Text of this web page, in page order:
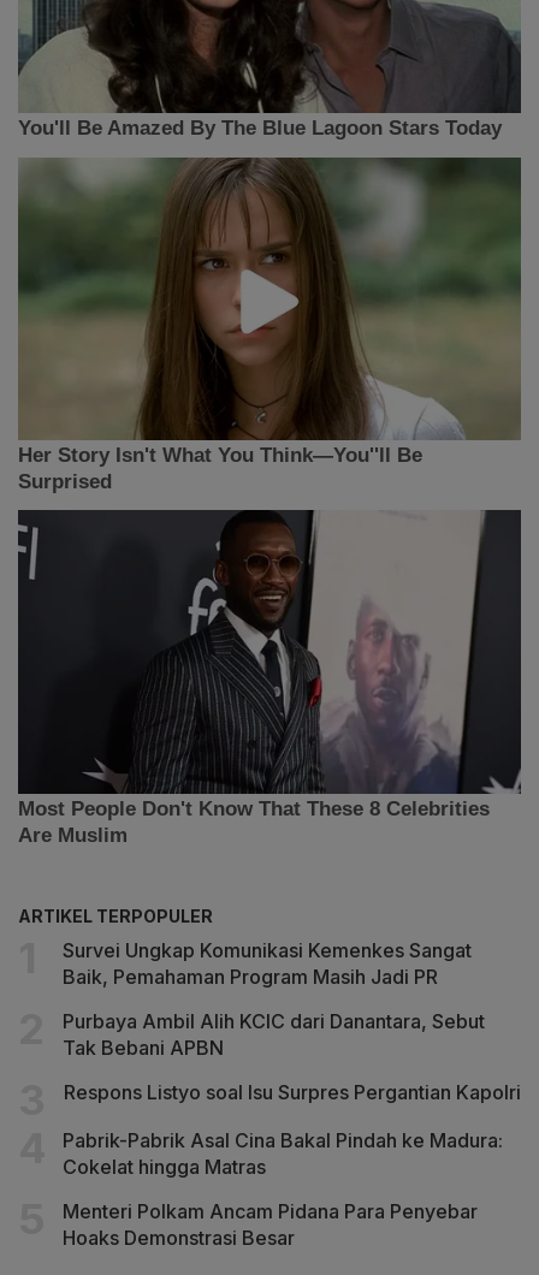
ARTIKEL TERPOPULER
Survei Ungkap Komunikasi Kemenkes Sangat
Baik, Pemahaman Program Masih Jadi PR
Purbaya Ambil Alih KCIC dari Danantara, Sebut
Tak Bebani APBN
Respons Listyo soal Isu Surpres Pergantian Kapolri
Pabrik-Pabrik Asal Cina Bakal Pindah ke Madura:
Cokelat hingga Matras
Menteri Polkam Ancam Pidana Para Penyebar
Hoaks Demonstrasi Besar